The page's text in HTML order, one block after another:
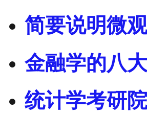
简要说明微
金融学的八
统计学考研